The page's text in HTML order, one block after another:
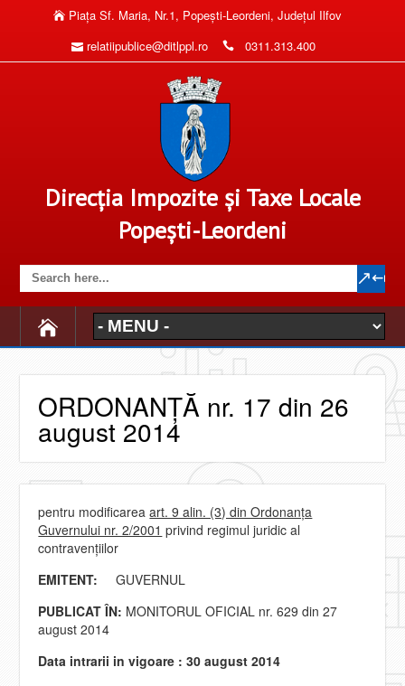
Piaţa Sf. Maria, Nr.1, Popeşti-Leordeni, Judeţul Ilfov
relatiipublice@ditlppl.ro
0311.313.400
Direcția Impozite și Taxe Locale
Popești-Leordeni
ORDONANŢĂ nr. 17 din 26
august 2014
pentru modificareaart. 9 alin. (3) din Ordonanţa
Guvernului nr. 2/2001 privind regimul juridic al
contravenţiilor
EMITENT:GUVERNUL
PUBLICAT ÎN: MONITORUL OFICIAL nr. 629 din 27
august 2014
Data intrarii in vigoare : 30 august 2014